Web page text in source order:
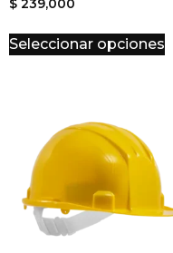
$ 239,000
Seleccionar opciones